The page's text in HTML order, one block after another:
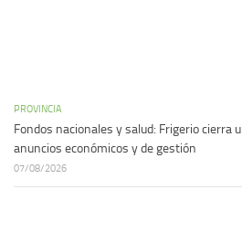
PROVINCIA
Fondos nacionales y salud: Frigerio cierra
anuncios económicos y de gestión
07/08/2026